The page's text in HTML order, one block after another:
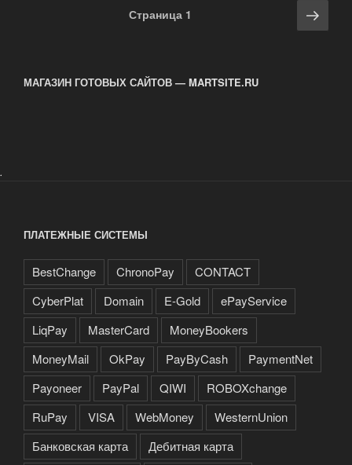
тарифы!»Страница 1
МАГАЗИН ГОТОВЫХ САЙТОВ — MARTSITE.RU
.
ПЛАТЕЖНЫЕ СИСТЕМЫ
BestChange ChronoPay
CONTACT
CyberPlat
Domain E-Gold
ePayService
LiqPay
MasterCard
MoneyBookers
MoneyMail
OkPay PayByCash
PaymentNet
Payoneer
PayPal QIWI
ROBOXchange
RuPay
VISA WebMoney
WesternUnion
Банковская карта
Дебитная карта